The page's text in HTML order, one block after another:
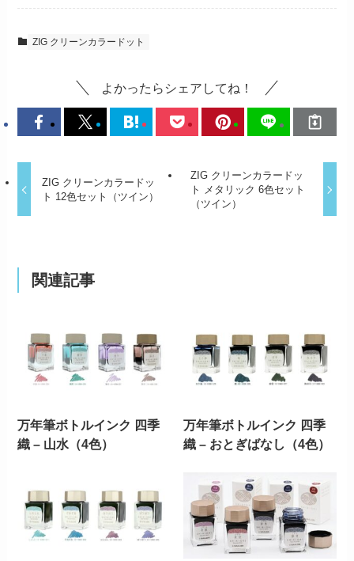
ZIG クリーンカラードット
よかったらシェアしてね！
ZIG クリーンカラードッ
ト 12色セット（ツイン）
ZIG クリーンカラードッ
ト メタリック 6色セット
（ツイン）
関連記事
万年筆ボトルインク 四季
織 – 山水（4色）
万年筆ボトルインク 四季
織 – おとぎばなし（4色）